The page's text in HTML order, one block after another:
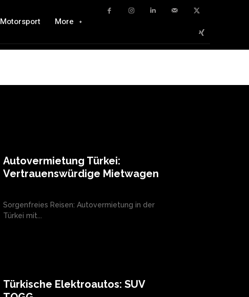
Motorsport More
Autovermietung Türkei:
Vertrauenswürdige Mietwagen
Sorgenfreies Reisen: Autovermietung in der
Türkei mit...
Türkische Elektroautos: SUV